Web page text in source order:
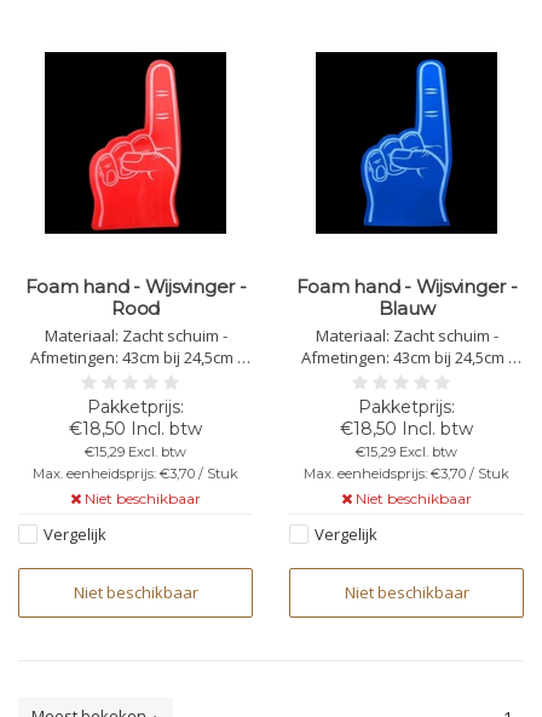
Foam hand - Wijsvinger -
Rood
Materiaal: Zacht schuim -
Afmetingen: 43cm bij 24,5cm -
Dikte: 4mm - Bedrukking
mogelijk - In specifieke gevallen
moeten de foam handen
worden geïmpregneerd
€18,50 Incl. btw
€15,29 Excl. btw
Max. eenheidsprijs: €3,70 / Stuk
Niet beschikbaar
Vergelijk
Niet beschikbaar
Foam hand - Wijsvinger -
Blauw
Materiaal: Zacht schuim -
Afmetingen: 43cm bij 24,5cm -
Dikte: 4mm - Bedrukking
mogelijk -In specifieke gevallen
moeten de foam handen
worden geïmpregneerd
€18,50 Incl. btw
€15,29 Excl. btw
Max. eenheidsprijs: €3,70 / Stuk
Niet beschikbaar
Vergelijk
Niet beschikbaar